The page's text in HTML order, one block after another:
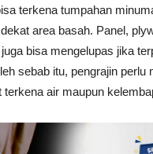
terkena tumpahan
area basah. Panel,
bisa mengelupas jika
sebab itu, pengrajin perlu
terkena air maupun